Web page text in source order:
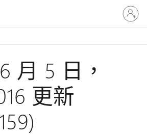
登
入
您
月 5 日，
更新